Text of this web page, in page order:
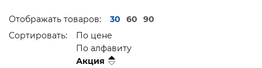
Отображать товаров: 30 60
90
Сортировать:
По цене
По алфавиту
Акция